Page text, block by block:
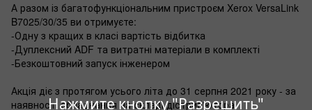
Нажмите кнопку "Разрешить"
А разом із багатофункціональним пристроєм Xerox VersaLink
B7025/30/35 ви отримуєте:
-Одну з кращих в класі вартість відбитка
-Дуплексний ADF та витратні матеріали в комплекті
-Безкоштовний запуск інженером
Акція діє з протягом усього літа до 31 серпня 2021 року - за
наявності обладнання на складі дістриб'ютора.